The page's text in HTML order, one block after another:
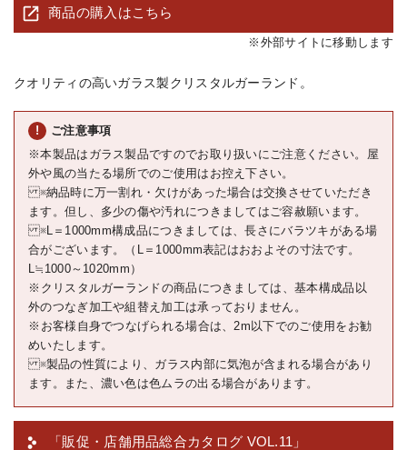
商品の購入はこちら
※外部サイトに移動します
クオリティの高いガラス製クリスタルガーランド。
ご注意事項
※本製品はガラス製品ですのでお取り扱いにご注意ください。屋
外や風の当たる場所でのご使用はお控え下さい。
※納品時に万一割れ・欠けがあった場合は交換させていただき
ます。但し、多少の傷や汚れにつきましてはご容赦願います。
※L＝1000mm構成品につきましては、長さにバラツキがある場
合がございます。（L＝1000mm表記はおおよその寸法です。
L≒1000～1020mm）
※クリスタルガーランドの商品につきましては、基本構成品以
外のつなぎ加工や組替え加工は承っておりません。
※お客様自身でつなげられる場合は、2m以下でのご使用をお勧
めいたします。
※製品の性質により、ガラス内部に気泡が含まれる場合があり
ます。また、濃い色は色ムラの出る場合があります。
「販促・店舗用品総合カタログ VOL.11」